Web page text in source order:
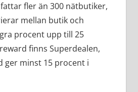
fler än 300 nätbutiker,
mellan butik och
procent upp till 25
finns Superdealen,
ger minst 15 procent i